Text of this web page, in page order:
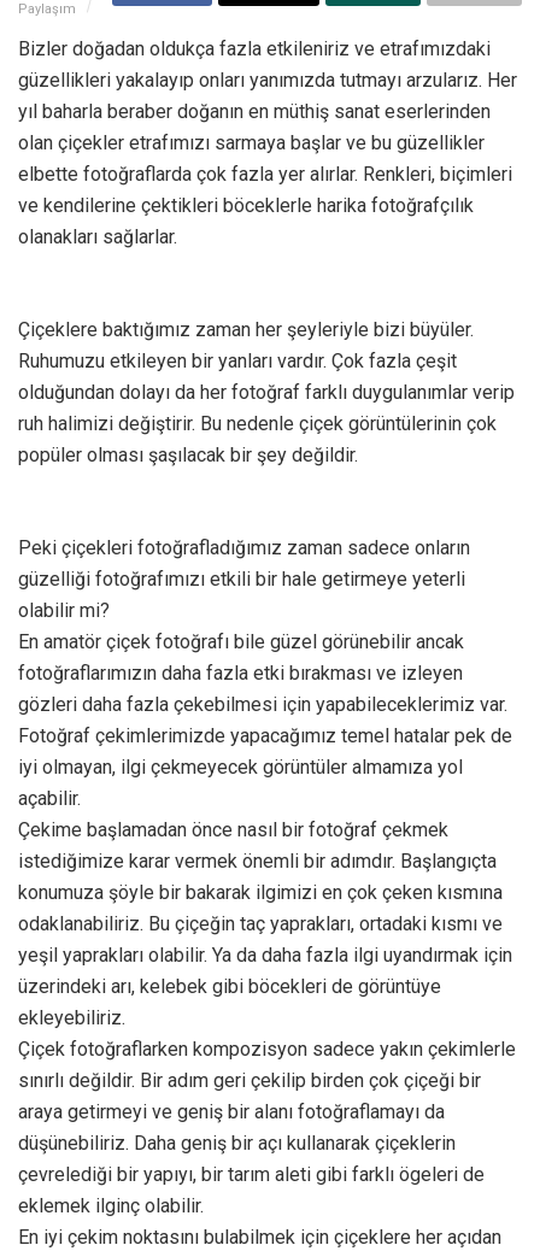
Paylaşım
Bizler doğadan oldukça fazla etkileniriz ve etrafımızdaki
güzellikleri yakalayıp onları yanımızda tutmayı arzularız. Her
yıl baharla beraber doğanın en müthiş sanat eserlerinden
olan çiçekler etrafımızı sarmaya başlar ve bu güzellikler
elbette fotoğraflarda çok fazla yer alırlar. Renkleri, biçimleri
ve kendilerine çektikleri böceklerle harika fotoğrafçılık
olanakları sağlarlar.
Çiçeklere baktığımız zaman her şeyleriyle bizi büyüler.
Ruhumuzu etkileyen bir yanları vardır. Çok fazla çeşit
olduğundan dolayı da her fotoğraf farklı duygulanımlar verip
ruh halimizi değiştirir. Bu nedenle çiçek görüntülerinin çok
popüler olması şaşılacak bir şey değildir.
Peki çiçekleri fotoğrafladığımız zaman sadece onların
güzelliği fotoğrafımızı etkili bir hale getirmeye yeterli
olabilir mi?
En amatör çiçek fotoğrafı bile güzel görünebilir ancak
fotoğraflarımızın daha fazla etki bırakması ve izleyen
gözleri daha fazla çekebilmesi için yapabileceklerimiz var.
Fotoğraf çekimlerimizde yapacağımız temel hatalar pek de
iyi olmayan, ilgi çekmeyecek görüntüler almamıza yol
açabilir.
Çekime başlamadan önce nasıl bir fotoğraf çekmek
istediğimize karar vermek önemli bir adımdır. Başlangıçta
konumuza şöyle bir bakarak ilgimizi en çok çeken kısmına
odaklanabiliriz. Bu çiçeğin taç yaprakları, ortadaki kısmı ve
yeşil yaprakları olabilir. Ya da daha fazla ilgi uyandırmak için
üzerindeki arı, kelebek gibi böcekleri de görüntüye
ekleyebiliriz.
Çiçek fotoğraflarken kompozisyon sadece yakın çekimlerle
sınırlı değildir. Bir adım geri çekilip birden çok çiçeği bir
araya getirmeyi ve geniş bir alanı fotoğraflamayı da
düşünebiliriz. Daha geniş bir açı kullanarak çiçeklerin
çevrelediği bir yapıyı, bir tarım aleti gibi farklı ögeleri de
eklemek ilginç olabilir.
En iyi çekim noktasını bulabilmek için çiçeklere her açıdan